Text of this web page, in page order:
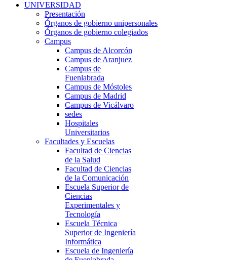
UNIVERSIDAD
Presentación
Órganos de gobierno unipersonales
Órganos de gobierno colegiados
Campus
Campus de Alcorcón
Campus de Aranjuez
Campus de
Fuenlabrada
Campus de Móstoles
Campus de Madrid
Campus de Vicálvaro
sedes
Hospitales
Universitarios
Facultades y Escuelas
Facultad de Ciencias
de la Salud
Facultad de Ciencias
de la Comunicación
Escuela Superior de
Ciencias
Experimentales y
Tecnología
Escuela Técnica
Superior de Ingeniería
Informática
Escuela de Ingeniería